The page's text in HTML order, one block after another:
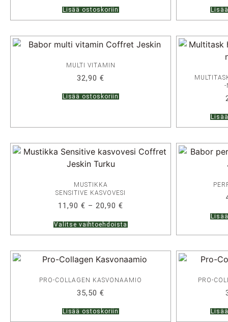
Lisää ostoskoriin
MULTI VITAMIN
32,90 €
Lisää ostoskoriin
-
MUSTIKKA
SENSITIVE KASVOVESI
11,90 € – 20,90 €
Valitse vaihtoehdoista
PRO-COLLAGEN KASVONAAMIO
35,50 €
Lisää ostoskoriin
PRO-